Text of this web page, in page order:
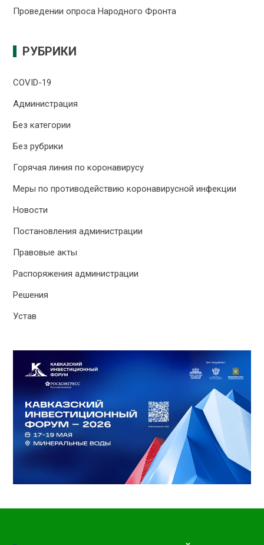
Проведении опроса Народного Фронта
РУБРИКИ
COVID-19
Администрация
Без категории
Без рубрики
Горячая линия по коронавирусу
Меры по противодействию коронавирусной инфекции
Новости
Постановления администрации
Правовые акты
Распоряжения администрации
Решения
Устав